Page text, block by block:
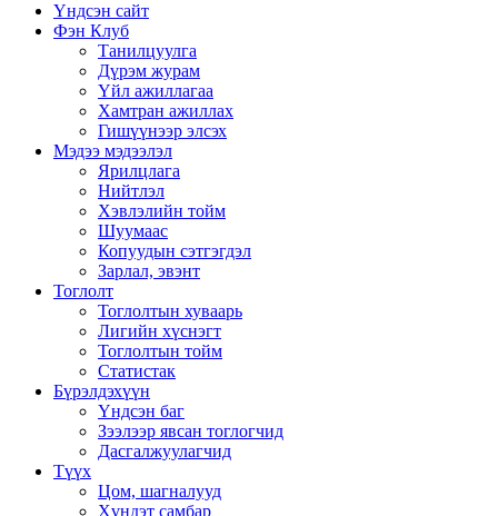
Үндсэн сайт
Фэн Клуб
Танилцуулга
Дүрэм журам
Үйл ажиллагаа
Хамтран ажиллах
Гишүүнээр элсэх
Мэдээ мэдээлэл
Ярилцлага
Нийтлэл
Хэвлэлийн тойм
Шуумаас
Копуудын сэтгэгдэл
Зарлал, эвэнт
Тоглолт
Тоглолтын хуваарь
Лигийн хүснэгт
Тоглолтын тойм
Статистак
Бүрэлдэхүүн
Үндсэн баг
Зээлээр явсан тоглогчид
Дасгалжуулагчид
Түүх
Цом, шагналууд
Хүндэт самбар